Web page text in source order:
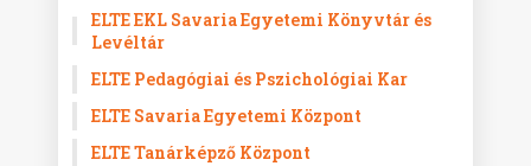
ELTE EKL Savaria Egyetemi Könyvtár és
Levéltár
ELTE Pedagógiai és Pszichológiai Kar
ELTE Savaria Egyetemi Központ
ELTE Tanárképző Központ